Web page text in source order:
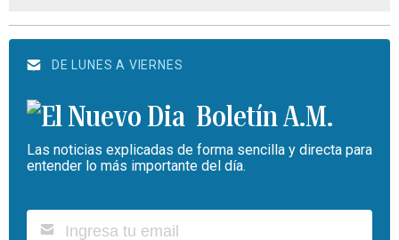
DE LUNES A VIERNES
Boletín A.M.
Las noticias explicadas de forma sencilla y directa para
entender lo más importante del día.